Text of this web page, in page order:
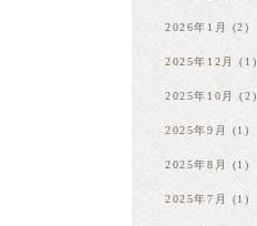
2026年1月 (2)
2025年12月 (1)
2025年10月 (2)
2025年9月 (1)
2025年8月 (1)
2025年7月 (1)